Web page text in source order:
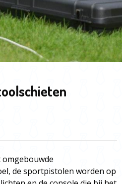
de sportpistolen worden op